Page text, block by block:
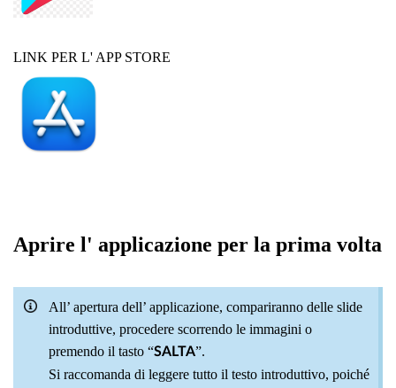
LINK PER L' APP STORE
Aprire l' applicazione per la prima volta
All’ apertura dell’ applicazione, compariranno delle slide
introduttive, procedere scorrendo le immagini o
premendo il tasto “SALTA”.
Si raccomanda di leggere tutto il testo introduttivo, poiché